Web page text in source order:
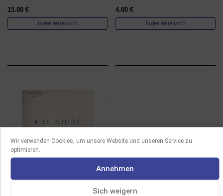
Wir verwenden Cookies, um unsere Website und unseren Service zu
optimieren.
Annehmen
Sich weigern
15.00 €
In den Warenkorb
4.00€
In den Warenkorb